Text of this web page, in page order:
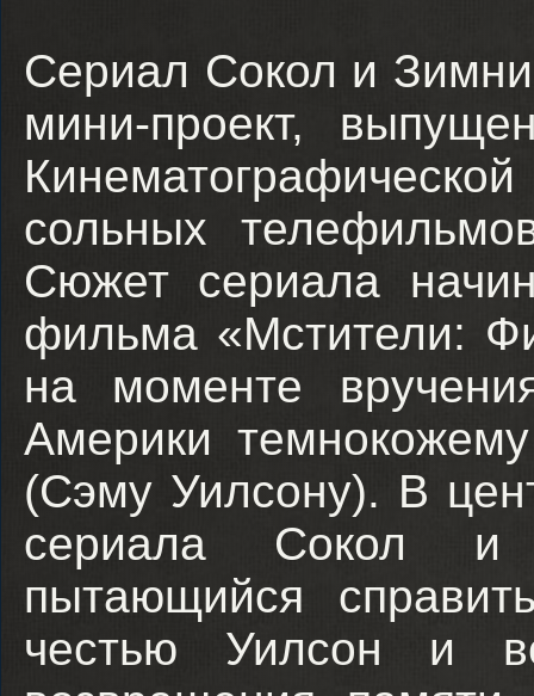
Сериал Сокол и
мини-проект,
сольных
Сюжет сериала
фильма «Мстители:
на моменте
Америки
(Сэму Уилсону). В
сериала Сокол и
пытающийся
честью Уилсон и